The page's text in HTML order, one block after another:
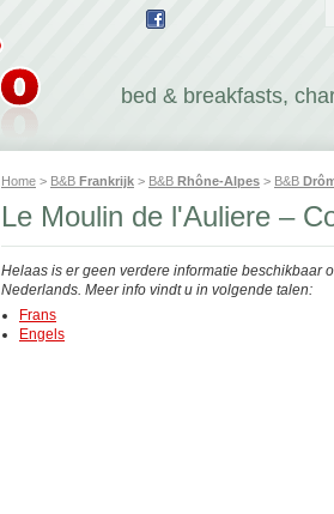
bed & breakfasts,
Home > B&B Frankrijk > B&B Rhône-Alpes > B&B
Le Moulin de l'Auliere –
Helaas is er geen verdere informatie beschikbaar
Nederlands. Meer info vindt u in volgende talen:
Frans
Engels